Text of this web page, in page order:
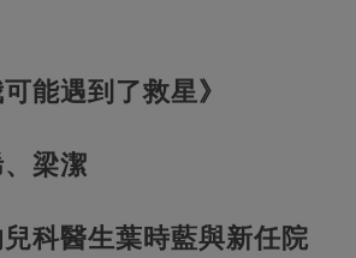
能遇到了救星》
梁潔
科醫生葉時藍與新任院